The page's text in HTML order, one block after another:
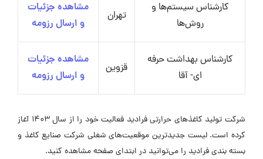
کارشناس سیستم‌ها و
روش‌ها
تهران
مشاهده جزئیات
و ارسال رزومه
کارشناس بهداشت حرفه
ای- آقا
قزوین
مشاهده جزئیات
و ارسال رزومه
شرکت تولید کاغذهای حرارتی فرادید فعالیت خود را از سال ۱۴۰۳ آغاز
کرده است. لیست جدیدترین موقعیت‌های شغلی شرکت صنایع کاغذ و
بسته بندی فرادید را می‌توانید در ابتدای صفحه مشاهده کنید.